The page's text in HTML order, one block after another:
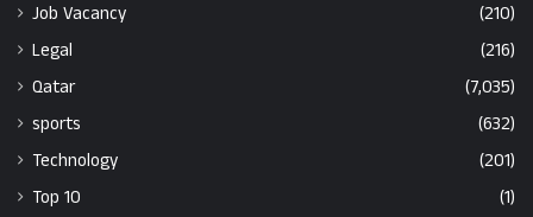
Job Vacancy
(210)
Legal
(216)
Qatar
(7,035)
sports
(632)
Technology
(201)
Top 10
(1)